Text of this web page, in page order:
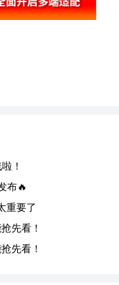
！
布🔥
重要了
先看！
先看！